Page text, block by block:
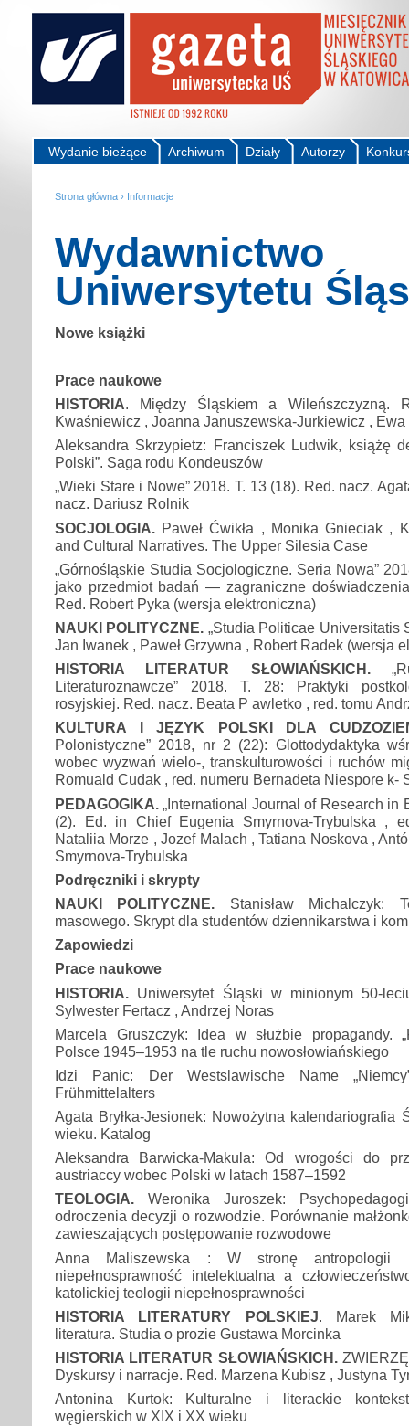
Autorzy
Działy
Archiwum
Wydanie bieżące
Strona główna › Informacje
Wydawnictwo
Uniwersytetu
Nowe książki
Prace naukowe
HISTORIA. Między Śląskiem a Wileńszczyzną.
Kwaśniewicz , Joanna Januszewska-Jurkiewicz ,
Aleksandra Skrzypietz: Franciszek Ludwik, książę
Polski”. Saga rodu Kondeuszów
„Wieki Stare i Nowe” 2018. T. 13 (18). Red. nacz.
nacz. Dariusz Rolnik
SOCJOLOGIA. Paweł Ćwikła , Monika Gnieciak ,
and Cultural Narratives. The Upper Silesia Case
„Górnośląskie Studia Socjologiczne. Seria Nowa”
jako przedmiot badań — zagraniczne
Red. Robert Pyka (wersja elektroniczna)
NAUKI POLITYCZNE. „Studia Politicae Universitatis
Jan Iwanek , Paweł Grzywna , Robert Radek (wersja
HISTORIA LITERATUR SŁOWIAŃSKICH.
Literaturoznawcze” 2018. T. 28: Praktyki
rosyjskiej. Red. nacz. Beata P awletko , red. tomu
KULTURA I JĘZYK POLSKI DLA
Polonistyczne” 2018, nr 2 (22): Glottodydaktyka
wobec wyzwań wielo-, transkulturowości i ruchów
Romuald Cudak , red. numeru Bernadeta Niespore k-
PEDAGOGIKA.
„International Journal of Research in
(2). Ed. in Chief Eugenia Smyrnova-Trybulska ,
Nataliia Morze , Jozef Malach , Tatiana Noskova ,
Smyrnova-Trybulska
Podręczniki i skrypty
NAUKI POLITYCZNE. Stanisław Michalczyk:
masowego. Skrypt dla studentów dziennikarstwa i
Zapowiedzi
Prace naukowe
HISTORIA. Uniwersytet Śląski w minionym 50-
Sylwester Fertacz , Andrzej Noras
Marcela Gruszczyk: Idea w służbie propagandy.
Polsce 1945–1953 na tle ruchu nowosłowiańskiego
Idzi Panic: Der Westslawische Name
Frühmittelalters
Agata Bryłka-Jesionek: Nowożytna kalendariografia
wieku. Katalog
Aleksandra Barwicka-Makula: Od wrogości do
austriaccy wobec Polski w latach 1587–1592
TEOLOGIA. Weronika Juroszek:
odroczenia decyzji o rozwodzie. Porównanie
zawieszających postępowanie rozwodowe
Anna Maliszewska : W stronę antropologii
niepełnosprawność intelektualna a
katolickiej teologii niepełnosprawności
HISTORIA LITERATURY POLSKIEJ. Marek
literatura. Studia o prozie Gustawa Morcinka
HISTORIA LITERATUR SŁOWIAŃSKICH.
Dyskursy i narracje. Red. Marzena Kubisz , Justyna
Antonina Kurtok: Kulturalne i literackie
węgierskich w XIX i XX wieku